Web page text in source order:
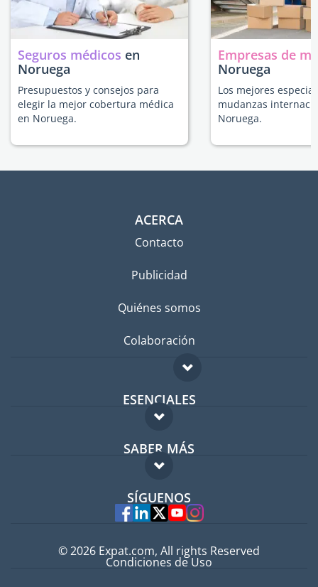
Seguros médicos en
Noruega
Presupuestos y consejos para
elegir la mejor cobertura médica
en Noruega.
Empresas de
Noruega
Los mejores
mudanzas
Noruega.
ACERCA
Contacto
Publicidad
Quiénes somos
Colaboración
ESENCIALES
Foro para expatriados
Guía para expatriados
Trabajos en el extranjero
SABER MÁS
FAQ
Expertos
SÍGUENOS
© 2026 Expat.com, All rights Reserved
Condiciones de Uso